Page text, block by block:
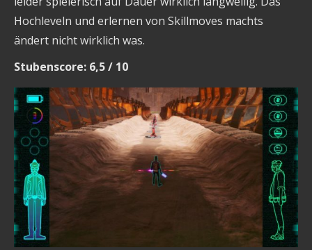
Hochleveln und erlernen von Skillmoves machts
ändert nicht wirklich was.
Stubenscore: 6,5 / 10